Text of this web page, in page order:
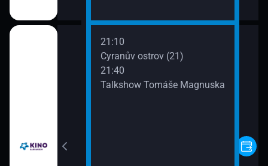
21:10
Cyranův ostrov (21)
21:40
Talkshow Tomáše Magnuska